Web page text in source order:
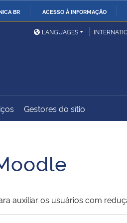
BR ACESSO À INFORMAÇÃO
Ministério das Relações
Exteriores
Controladoria-Geral da
Banco Central do Brasil
LANGUAGES
Gestores do sítio
auxiliar os usuários com